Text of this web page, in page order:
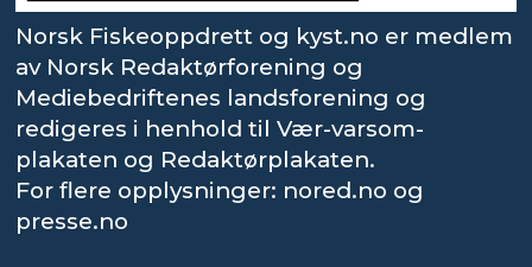
Norsk Fiskeoppdrett og kyst.no er medlem
av Norsk Redaktørforening og
Mediebedriftenes landsforening og
redigeres i henhold til Vær-varsom-
plakaten og Redaktørplakaten.
For flere opplysninger: nored.no og
presse.no